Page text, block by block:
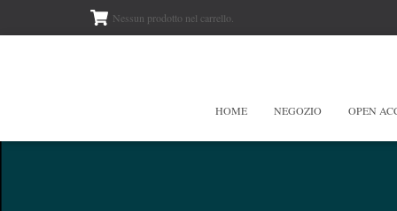
Nessun prodotto nel carrello.
HOME NEGOZIO OPEN